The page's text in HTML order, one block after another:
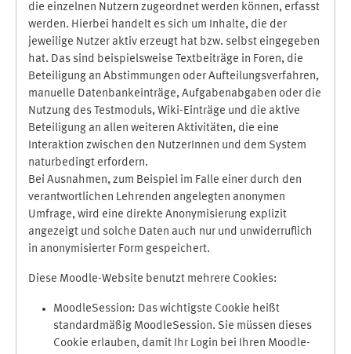
die einzelnen Nutzern zugeordnet werden können, erfasst
werden. Hierbei handelt es sich um Inhalte, die der
jeweilige Nutzer aktiv erzeugt hat bzw. selbst eingegeben
hat. Das sind beispielsweise Textbeiträge in Foren, die
Beteiligung an Abstimmungen oder Aufteilungsverfahren,
manuelle Datenbankeinträge, Aufgabenabgaben oder die
Nutzung des Testmoduls, Wiki-Einträge und die aktive
Beteiligung an allen weiteren Aktivitäten, die eine
Interaktion zwischen den NutzerInnen und dem System
naturbedingt erfordern.
Bei Ausnahmen, zum Beispiel im Falle einer durch den
verantwortlichen Lehrenden angelegten anonymen
Umfrage, wird eine direkte Anonymisierung explizit
angezeigt und solche Daten auch nur und unwiderruflich
in anonymisierter Form gespeichert.
Diese Moodle-Website benutzt mehrere Cookies:
MoodleSession: Das wichtigste Cookie heißt
standardmäßig MoodleSession. Sie müssen dieses
Cookie erlauben, damit Ihr Login bei Ihren Moodle-